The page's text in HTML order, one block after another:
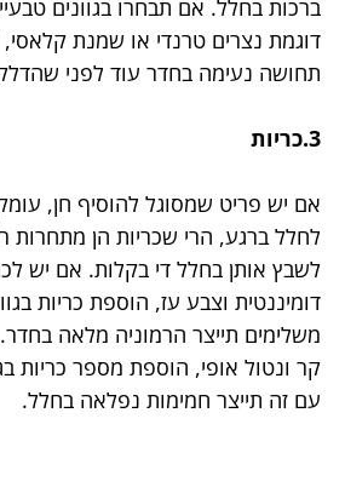
ברכות בחלל. אם תבחרו בגוונים
דוגמת נצרים טרנדי או שמנת קלאסי,
תחושה נעימה בחדר עוד לפני
3.כריות
אם יש פריט שמסוגל להוסיף חן,
לחלל ברגע, הרי שכריות הן מתחרות
לשבץ אותן בחלל די בקלות. אם יש
דומיננטית וצבע עז, הוספת כריות
משלימים תייצר הרמוניה מלאה
קר ונטול אופי, הוספת מספר כריות
עם זה תייצר חמימות נפלאה בחלל.